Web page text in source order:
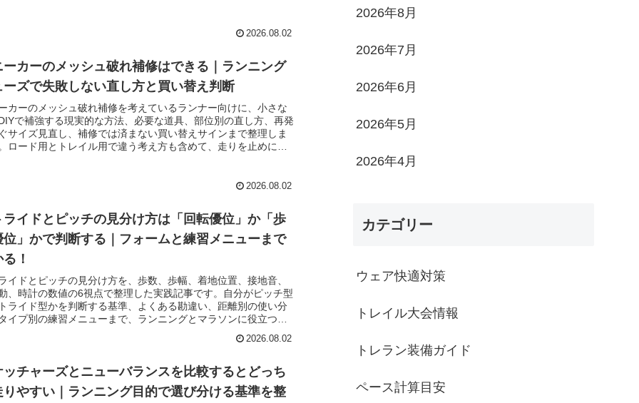
2026.08.02
ーカーのメッシュ破れ補修はできる｜ランニング
ーズで失敗しない直し方と買い替え判断
カーのメッシュ破れ補修を考えているランナー向けに、小さな
で補強する現実的な方法、必要な道具、部位別の直し方、再発
サイズ見直し、補修では済まない買い替えサインまで整理しま
ロード用とトレイル用で違う考え方も含めて、走りを止めにく
2026.08.02
ライドとピッチの見分け方は「回転優位」か「歩
位」かで判断する｜フォームと練習メニューまで
！
イドとピッチの見分け方を、歩数、歩幅、着地位置、接地音、
、時計の数値の6視点で整理した実践記事です。自分がピッチ型
ライド型かを判断する基準、よくある勘違い、距離別の使い分
イプ別の練習メニューまで、ランニングとマラソンに役立つ形
2026.08.02
ッチャーズとニューバランスを比較するとどっち
りやすい｜ランニング目的で選び分ける基準を整
2026年8月
2026年7月
2026年6月
2026年5月
2026年4月
カテゴリー
ウェア快適対策
トレイル大会情報
トレラン装備ガイド
ペース計算目安